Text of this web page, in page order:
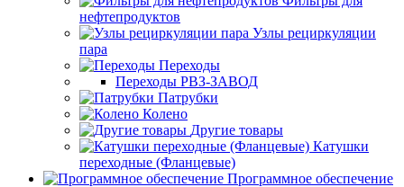
нефтепродуктов
Узлы рециркуляции
пара
Переходы
Переходы РВЗ-ЗАВОД
Патрубки
Колено
Другие товары
Катушки
переходные (Фланцевые)
Программное обеспечение